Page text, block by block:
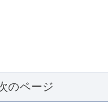
のページ